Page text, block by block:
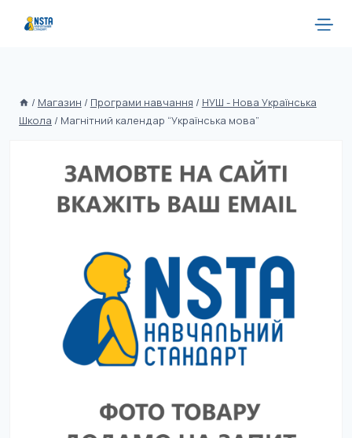
/ Магазин / Програми навчання / НУШ - Нова Українська
Школа / Магнітний календар “Українська мова”